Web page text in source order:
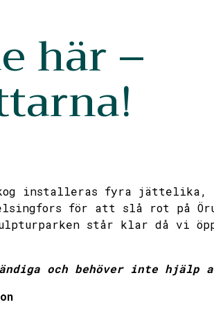
här –
installeras fyra jättelika,
för att slå rot på
står klar då vi
och behöver inte hjälp